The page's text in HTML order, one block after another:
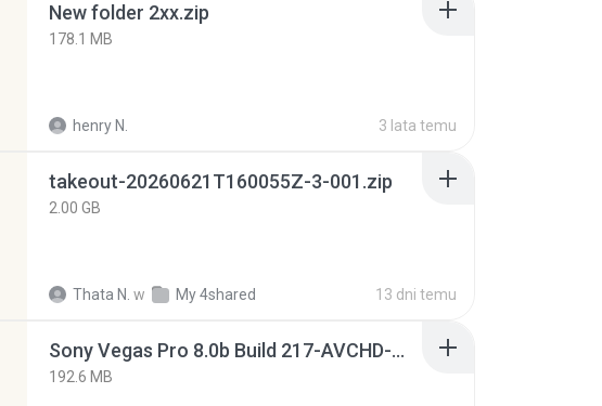
New folder 2xx.zip
178.1 MB
henry N. 3 lata temu
takeout-20260621T160055Z-3-001.zip
2.00 GB
Thata N. w My 4shared 13 dni temu
Sony Vegas Pro 8.0b Build 217-AVCHD-MPG-AC3 FIXED.7z
192.6 MB